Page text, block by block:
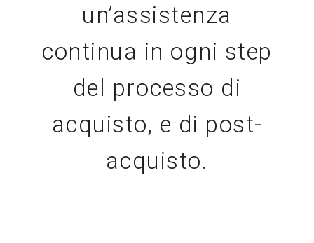
un’assistenza
continua in ogni step
del processo di
acquisto, e di post-
acquisto.